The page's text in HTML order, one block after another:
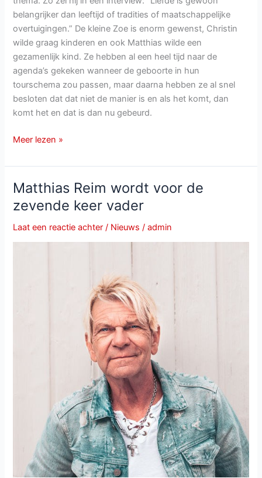
belangrijker dan leeftijd of tradities of maatschappelijke
overtuigingen.” De kleine Zoe is enorm gewenst, Christin
wilde graag kinderen en ook Matthias wilde een
gezamenlijk kind. Ze hebben al een heel tijd naar de
agenda’s gekeken wanneer de geboorte in hun
tourschema zou passen, maar daarna hebben ze al snel
besloten dat dat niet de manier is en als het komt, dan
komt het en dat is dan nu gebeurd.
Matthias
voor
zevende
keer
vader
geworden
Meer lezen »
Matthias Reim wordt voor de
zevende keer vader
Laat een reactie achter / Nieuws /admin